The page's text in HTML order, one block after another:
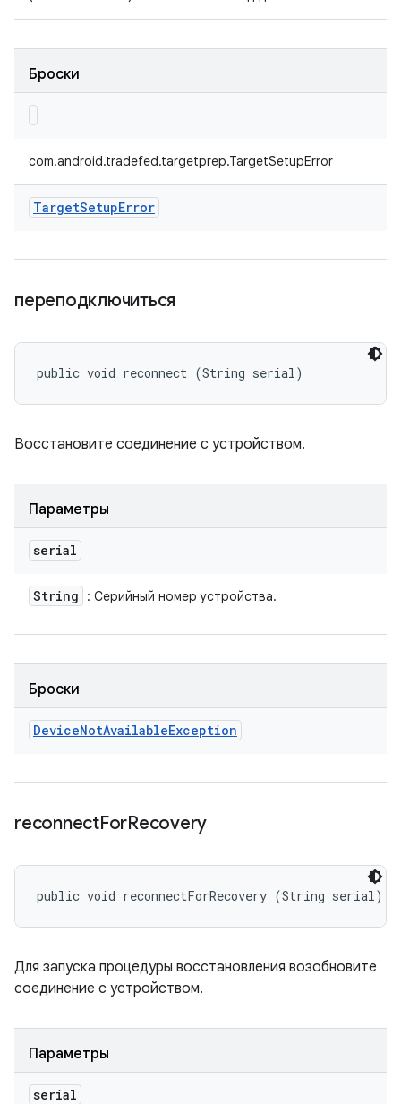
Броски
com.android.tradefed.targetprep.TargetSetupError
TargetSetupError
переподключиться
public void reconnect (String serial)
Восстановите соединение с устройством.
Параметры
serial
String : Серийный номер устройства.
Броски
DeviceNotAvailableException
reconnectForRecovery
public void reconnectForRecovery (String serial)
Для запуска процедуры восстановления возобновите
соединение с устройством.
Параметры
serial